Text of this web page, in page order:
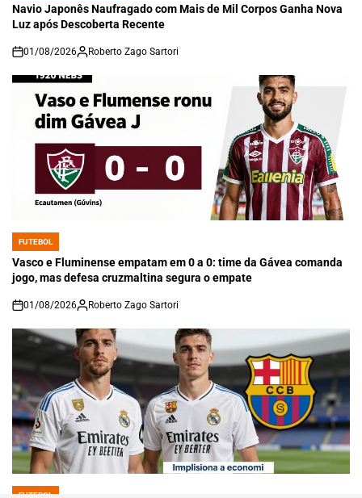
IN
Navio Japonês Naufragado com Mais de Mil Corpos Ganha Nova
Luz após Descoberta Recente
on
01/08/2026 Roberto Zago Sartori
POSTED
IN
FUTEBOL
Vasco e Fluminense empatam em 0 a 0: time da Gávea comanda
jogo, mas defesa cruzmaltina segura o empate
on
01/08/2026 Roberto Zago Sartori
FUTEBOL